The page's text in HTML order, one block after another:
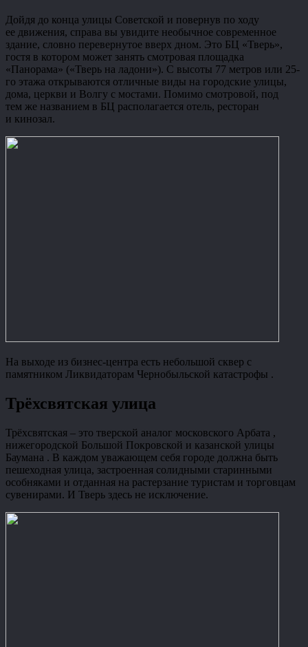
Дойдя до конца улицы Советской и повернув по ходу
ее движения, справа вы увидите необычное современное
здание, словно перевернутое вверх дном. Это БЦ «Тверь»,
гостя в котором может занять смотровая площадка
«Панорама» («Тверь на ладони»). С высоты 77 метров или 25-
го этажа открываются отличные виды на городские улицы,
дома, церкви и Волгу с мостами. Помимо смотровой, под
тем же названием в БЦ располагается отель, ресторан
и кинозал.
На выходе из бизнес-центра есть небольшой сквер с
памятником Ликвидаторам Чернобыльской катастрофы .
Трёхсвятская улица
Трёхсвятская – это тверской аналог московского Арбата ,
нижегородской Большой Покровской и казанской улицы
Баумана . В каждом уважающем себя городе должна быть
пешеходная улица, застроенная солидными старинными
особняками и отданная на растерзание туристам и торговцам
сувенирами. И Тверь здесь не исключение.